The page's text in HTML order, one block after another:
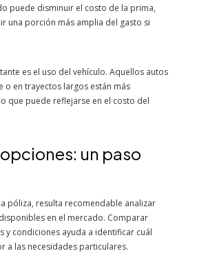
puede disminuir el costo de la prima,
una porción más amplia del gasto si
es el uso del vehículo. Aquellos autos
o en trayectos largos están más
que puede reflejarse en el costo del
un paso
póliza, resulta recomendable analizar
en el mercado. Comparar
y condiciones ayuda a identificar cuál
a las necesidades particulares.